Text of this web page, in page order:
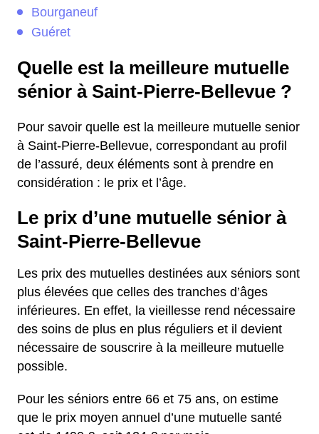
Bourganeuf
Guéret
Quelle est la meilleure mutuelle
sénior à Saint-Pierre-Bellevue ?
Pour savoir quelle est la meilleure mutuelle senior
à Saint-Pierre-Bellevue, correspondant au profil
de l’assuré, deux éléments sont à prendre en
considération : le prix et l’âge.
Le prix d’une mutuelle sénior à
Saint-Pierre-Bellevue
Les prix des mutuelles destinées aux séniors sont
plus élevées que celles des tranches d’âges
inférieures. En effet, la vieillesse rend nécessaire
des soins de plus en plus réguliers et il devient
nécessaire de souscrire à la meilleure mutuelle
possible.
Pour les séniors entre 66 et 75 ans, on estime
que le prix moyen annuel d’une mutuelle santé